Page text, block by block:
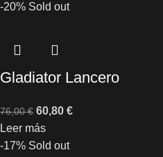
-20% Sold out
Gladiator Lancero
76,00€ 60,80 €
Leer más
-17% Sold out